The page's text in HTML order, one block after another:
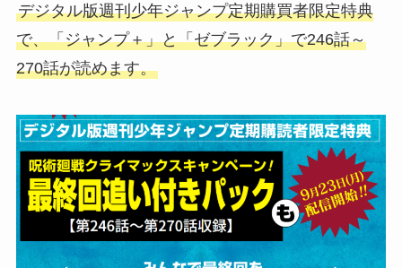
デジタル版週刊少年ジャンプ定期購買者限定特典
で、「ジャンプ＋」と「ゼブラック」で246話～
270話が読めます。